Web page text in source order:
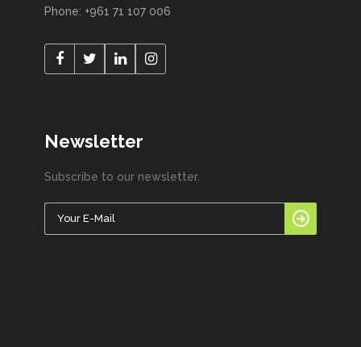
Phone: +961 71 107 006
Newsletter
Subscribe to our newsletter.